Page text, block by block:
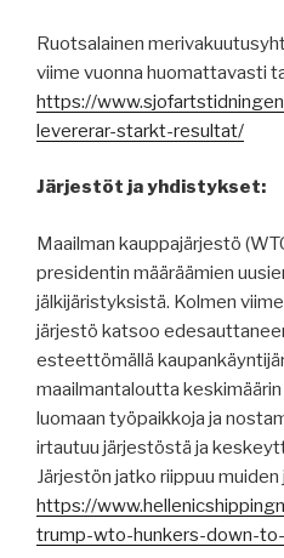
Ruotsalainen
viime vuonna huomattavasti
https://
levererar-starkt-resultat/
Järjestöt ja yhdistykset:
Maailman kauppajärjestö
presidentin määräämien
jälkijäristyksistä. Kolmen
järjestö katsoo
esteettömällä
maailmantaloutta
luomaan työpaikkoja ja
irtautuu järjestöstä ja
Järjestön jatko riippuu
https://
trump-wto-hunkers-down-